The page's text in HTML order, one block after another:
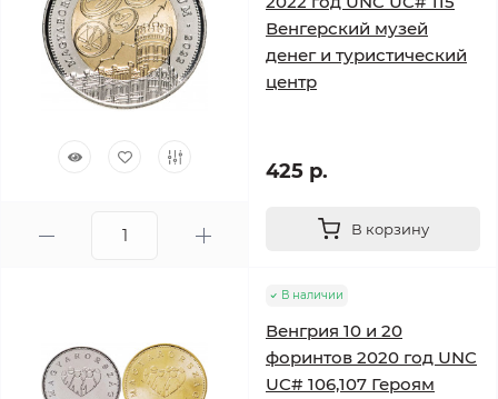
Венгерский музей
денег и туристический
центр
425 р.
В корзину
В наличии
Венгрия 10 и 20
форинтов 2020 год UNC
UC# 106,107 Героям